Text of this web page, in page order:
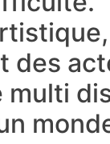
des
multi